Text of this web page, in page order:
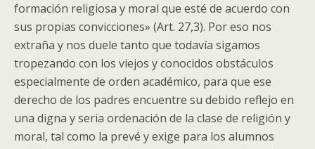
formación religiosa y moral que esté de acuerdo con
sus propias convicciones» (Art. 27,3). Por eso nos
extraña y nos duele tanto que todavía sigamos
tropezando con los viejos y conocidos obstáculos
especialmente de orden académico, para que ese
derecho de los padres encuentre su debido reflejo en
una digna y seria ordenación de la clase de religión y
moral, tal como la prevé y exige para los alumnos